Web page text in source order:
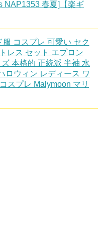
NAP1353 春夏]【楽ギ
コスプレ 可愛い セク
レス セット エプロン
本格的 正統派 半袖 水
ロウィン レディース ワ
スプレ Malymoon マリ